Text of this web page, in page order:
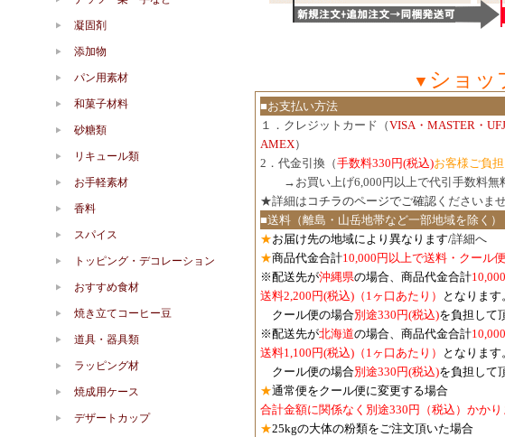
▼ ショッ
■お支払い方法
１．クレジットカード（VISA・MASTER・
AMEX）
2．代金引換（手数料330円(税込)お客様ご負担
→お買い上げ6,000円以上で代引手数料無
★詳細は コチラのページでご確認 くださいま
■送料（離島・山岳地帯など一部地域を除く）
★お届け先の地域により異なります/詳細へ
★商品代金合計10,000円以上で送料・クール
※配送先が沖縄県の場合、商品代金合計
送料2,200円(税込)（1ヶ口あたり）
となります
クール便の場合別途330円(税込)を負担して
※配送先が北海道の場合、商品代金合計
送料1,100円(税込) （1ヶ口あたり）
となります
クール便の場合別途330円(税込)を負担して
★通常便をクール便に変更する場合
合計金額に関係なく別途330円（税込）かかり
★25kgの大体の粉類をご注文頂いた場合
凝固剤
添加物
パン用素材
和菓子材料
砂糖類
リキュール類
お手軽素材
香料
スパイス
トッピング・デコレーション
おすすめ食材
焼き立てコーヒー豆
道具・器具類
ラッピング材
焼成用ケース
デザートカップ